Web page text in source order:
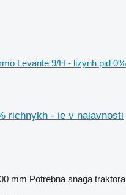
Levante 9/H - lizynh pid 0%
richnykh - ie v naiavnosti
mm Potrebna snaga traktora